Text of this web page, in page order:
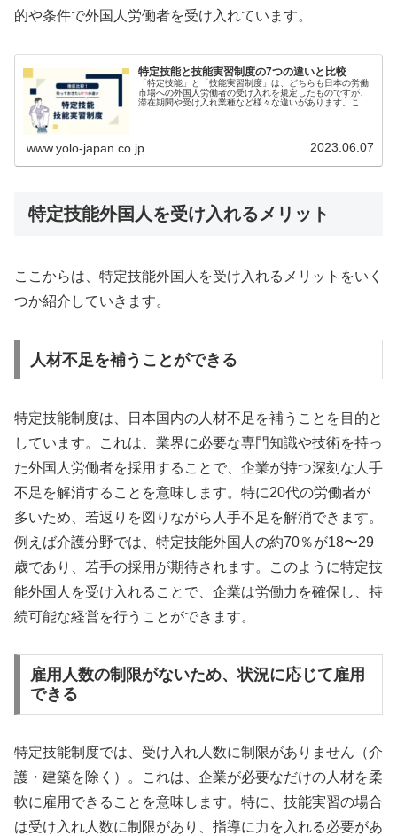
的や条件で外国人労働者を受け入れています。
特定技能と技能実習制度の7つの違いと比較
「特定技能」と「技能実習制度」は、どちらも日本の労働
市場への外国人労働者の受け入れを規定したものですが、
滞在期間や受け入れ業種など様々な違いがあります。この
www.yolo-japan.co.jp 2023.06.07
特定技能外国人を受け入れるメリット
ここからは、特定技能外国人を受け入れるメリットをいく
つか紹介していきます。
人材不足を補うことができる
特定技能制度は、日本国内の人材不足を補うことを目的と
しています。これは、業界に必要な専門知識や技術を持っ
た外国人労働者を採用することで、企業が持つ深刻な人手
不足を解消することを意味します。特に20代の労働者が
多いため、若返りを図りながら人手不足を解消できます。
例えば介護分野では、特定技能外国人の約70％が18〜29
歳であり、若手の採用が期待されます。このように特定技
能外国人を受け入れることで、企業は労働力を確保し、持
続可能な経営を行うことができます。
雇用人数の制限がないため、状況に応じて雇用
できる
特定技能制度では、受け入れ人数に制限がありません（介
護・建築を除く）。これは、企業が必要なだけの人材を柔
軟に雇用できることを意味します。特に、技能実習の場合
は受け入れ人数に制限があり、指導に力を入れる必要があ